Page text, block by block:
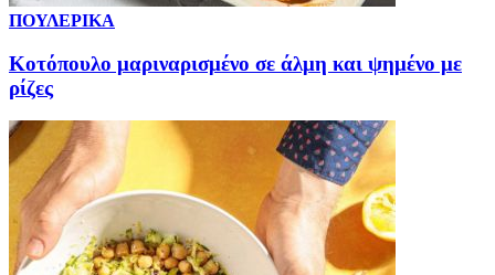
ΠΟΥΛΕΡΙΚΑ
Κοτόπουλο μαριναρισμένο σε άλμη και ψημένο με
ρίζες